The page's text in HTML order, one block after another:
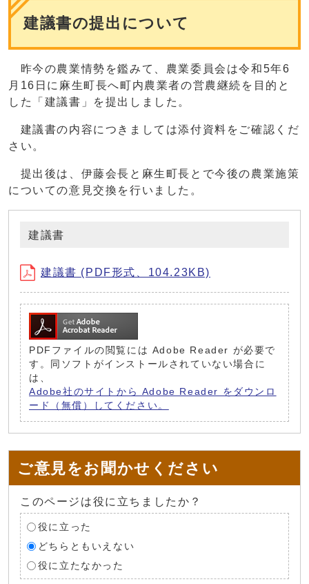
建議書の提出について
昨今の農業情勢を鑑みて、農業委員会は令和5年6
月16日に麻生町長へ町内農業者の営農継続を目的と
した「建議書」を提出しました。
建議書の内容につきましては添付資料をご確認くだ
さい。
提出後は、伊藤会長と麻生町長とで今後の農業施策
についての意見交換を行いました。
建議書
建議書 (PDF形式、104.23KB)
PDFファイルの閲覧には Adobe Reader が必要で
す。同ソフトがインストールされていない場合に
は、
Adobe社のサイトから Adobe Reader をダウンロ
ード（無償）してください。
ご意見をお聞かせください
このページは役に立ちましたか？
役に立った
どちらともいえない
役に立たなかった